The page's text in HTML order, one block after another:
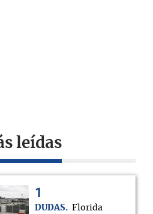
leídas
DUDAS
Florida